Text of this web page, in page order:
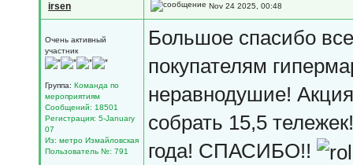
irsen Nov 24 2025, 00:48
Очень активный
участник
Группа: Команда по
мероприятиям
Сообщений: 18501
Регистрация: 5-January
07
Из: метро Измайловская
Пользователь №: 791
Большое спасибо
покупателям
неравнодушие!
собрать 15,5
года! СПАСИБО!!